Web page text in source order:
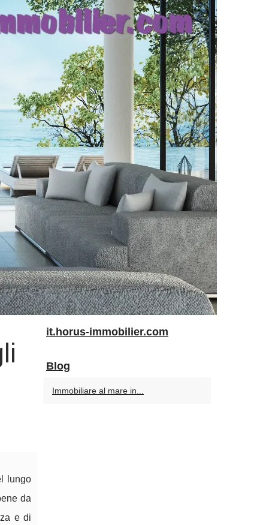
lungo
da
e di
it.horus-immobilier.com
Blog
Immobiliare al mare in...